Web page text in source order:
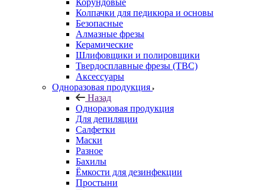
Корундовые
Колпачки для педикюра и основы
Безопасные
Алмазные фрезы
Керамические
Шлифовщики и полировщики
Твердосплавные фрезы (ТВС)
Аксессуары
Одноразовая продукция
Назад
Одноразовая продукция
Для депиляции
Салфетки
Маски
Разное
Бахилы
Ёмкости для дезинфекции
Простыни